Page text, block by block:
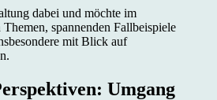
dabei und möchte im
spannenden Fallbeispiele
mit Blick auf
Umgang